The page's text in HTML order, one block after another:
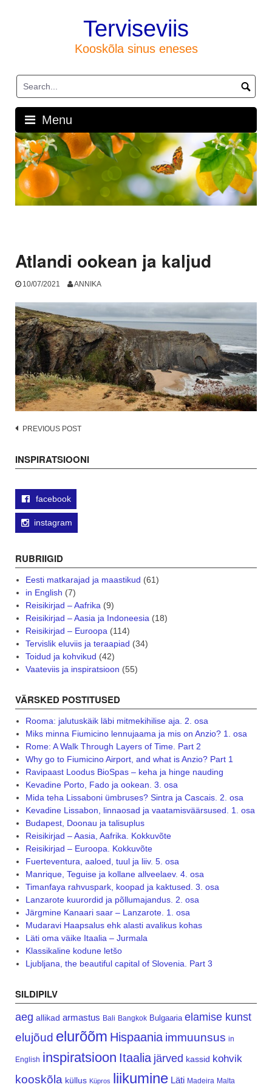
Terviseviis
Kooskõla sinus eneses
Menu
Atlandi ookean ja kaljud
10/07/2021 ANNIKA
Post
PREVIOUS POST
INSPIRATSIOONI
facebook
instagram
RUBRIIGID
Eesti matkarajad ja maastikud (61)
in English (7)
Reisikirjad – Aafrika (9)
Reisikirjad – Aasia ja Indoneesia (18)
Reisikirjad – Euroopa (114)
Tervislik eluviis ja teraapiad (34)
Toidud ja kohvikud (42)
Vaateviis ja inspiratsioon (55)
VÄRSKED POSTITUSED
Rooma: jalutuskäik läbi mitmekihilise aja. 2. osa
Miks minna Fiumicino lennujaama ja mis on Anzio? 1. osa
Rome: A Walk Through Layers of Time. Part 2
Why go to Fiumicino Airport, and what is Anzio? Part 1
Ravipaast Loodus BioSpas – keha ja hinge nauding
Kevadine Porto, Fado ja ookean. 3. osa
Mida teha Lissaboni ümbruses? Sintra ja Cascais. 2. osa
Kevadine Lissabon, linnaosad ja vaatamisväärsused. 1. osa
Budapest, Doonau ja talisuplus
Reisikirjad – Aasia, Aafrika. Kokkuvõte
Reisikirjad – Euroopa. Kokkuvõte
Fuerteventura, aaloed, tuul ja liiv. 5. osa
Manrique, Teguise ja kollane allveelaev. 4. osa
Timanfaya rahvuspark, koopad ja kaktused. 3. osa
Lanzarote kuurordid ja põllumajandus. 2. osa
Järgmine Kanaari saar – Lanzarote. 1. osa
Mudaravi Haapsalus ehk alasti avalikus kohas
Läti oma väike Itaalia – Jurmala
Klassikaline kodune letšo
Ljubljana, the beautiful capital of Slovenia. Part 3
SILDIPILV
aeg allikad armastus Bali Bangkok Bulgaaria elamise kunst
elujõud elurõõm Hispaania immuunsus in
English inspiratsioon Itaalia järved kassid kohvik
kooskõla küllus Küpros liikumine Läti Madeira Malta